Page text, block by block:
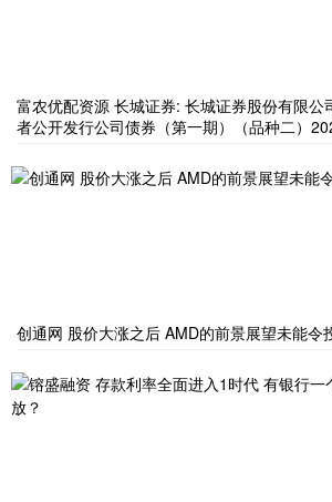
富农优配资源 长城证券: 长城证券股份有限公
者公开发行公司债券（第一期）（品种二）
创通网 股价大涨之后 AMD的前景展望未能令